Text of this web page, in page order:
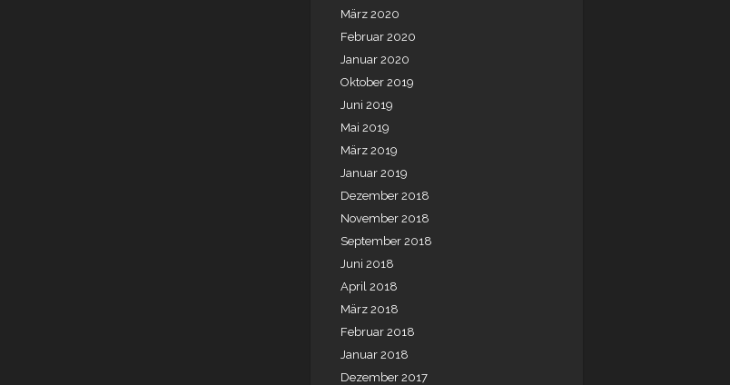
März 2020
Februar 2020
Januar 2020
Oktober 2019
Juni 2019
Mai 2019
März 2019
Januar 2019
Dezember 2018
November 2018
September 2018
Juni 2018
April 2018
März 2018
Februar 2018
Januar 2018
Dezember 2017